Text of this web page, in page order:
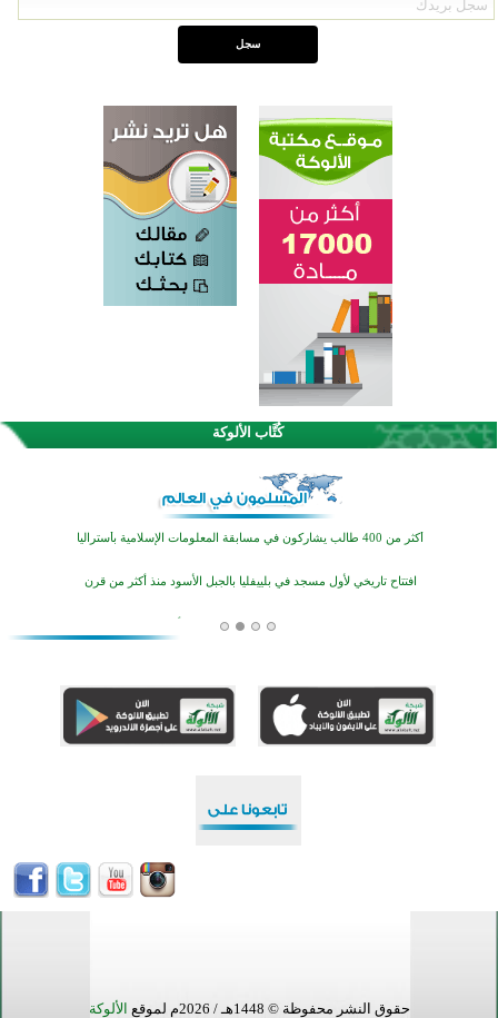
كُتَّاب الألوكة
القرآن والتربية في صدارة البرامج الصيفية للمسلمين في بينزا وساراتوف وموردوفيا هذا العام
اختتام الدورة التاسعة لمسابقة حفظ وتلاوة القرآن الكريم في أزناكاييف
أكثر من 100 شخص يتعرفون على الإسلام خلال يوم المسجد المفتوح في ميلفيل
اختتام منافسات قرآنية متميزة في بنغلاديش بمشاركة 3000 متسابق
أكثر من 400 طالب يشاركون في مسابقة المعلومات الإسلامية بأستراليا
افتتاح تاريخي لأول مسجد في بلييفليا بالجبل الأسود منذ أكثر من قرن
منطقة ريبوفسي تحتفل بميلاد مسجد جديد في أجواء إيمانية مميزة
القرآن والتربية في صدارة البرامج الصيفية للمسلمين في بينزا وساراتوف وموردوفيا هذا العام
حقوق النشر محفوظة © 1448هـ / 2026م لموقع الألوكة